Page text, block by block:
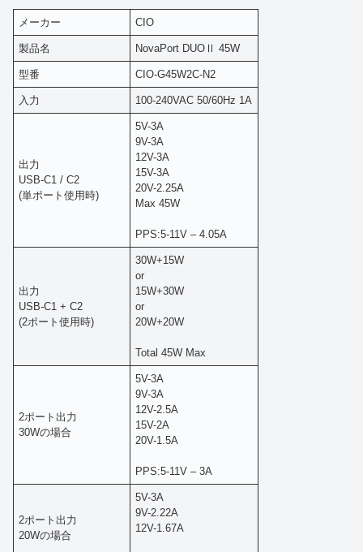
メーカー CIO
製品名 NovaPort DUOⅡ 45W
型番 CIO-G45W2C-N2
入力 100-240VAC 50/60Hz 1A
出力
USB-C1 / C2
(単ポート使用時)
5V-3A
9V-3A
12V-3A
15V-3A
20V-2.25A
Max 45W
PPS:5-11V – 4.05A
出力
USB-C1 + C2
(2ポート使用時)
30W+15W
or
15W+30W
or
20W+20W
Total 45W Max
2ポート出力
30Wの場合
5V-3A
9V-3A
12V-2.5A
15V-2A
20V-1.5A
PPS:5-11V – 3A
2ポート出力
20Wの場合
5V-3A
9V-2.22A
12V-1.67A